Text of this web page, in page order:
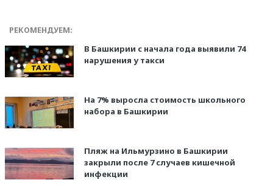
РЕКОМЕНДУЕМ:
В Башкирии с начала года выявили 74
нарушения у такси
На 7% выросла стоимость школьного
набора в Башкирии
Пляж на Ильмурзино в Башкирии
закрыли после 7 случаев кишечной
инфекции